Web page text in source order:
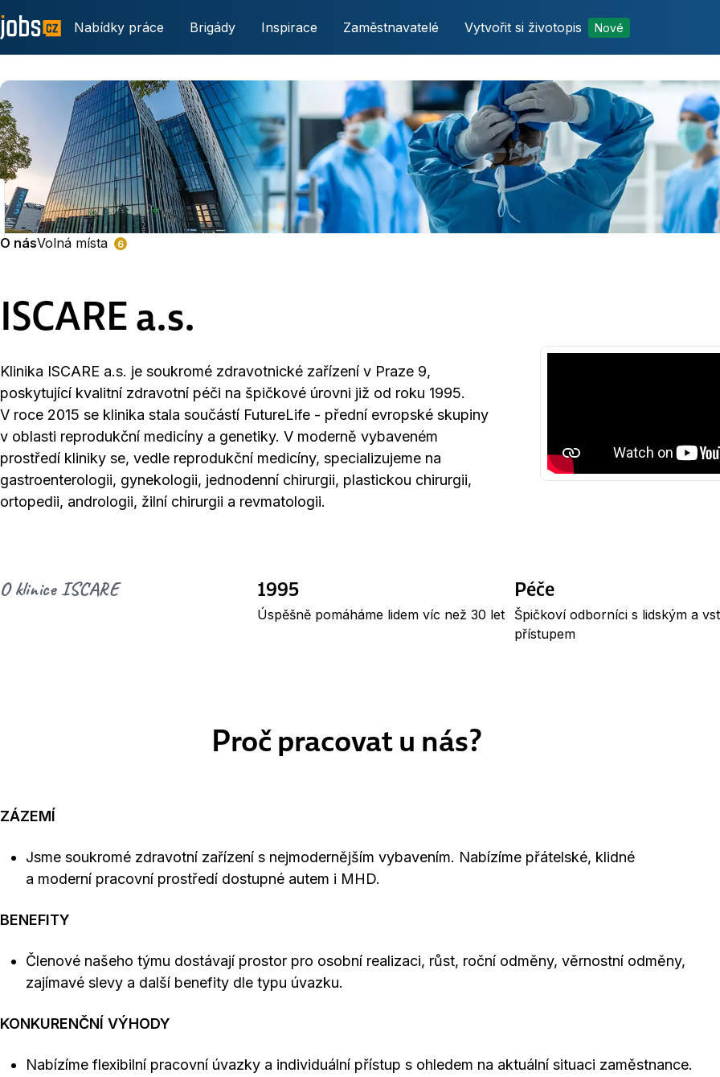
Nabídky práce Brigády Inspirace Zaměstnavatelé Vytvořit si životopis Nové
O násVolná místa 6
ISCARE a.s.
Klinika ISCARE a.s. je soukromé zdravotnické zařízení v Praze 9,
poskytující kvalitní zdravotní péči na špičkové úrovni již od roku 1995.
V roce 2015 se klinika stala součástí FutureLife - přední evropské skupiny
v oblasti reprodukční medicíny a genetiky. V moderně vybaveném
prostředí kliniky se, vedle reprodukční medicíny, specializujeme na
gastroenterologii, gynekologii, jednodenní chirurgii, plastickou chirurgii,
ortopedii, andrologii, žilní chirurgii a revmatologii.
O klinice ISCARE 1995
Úspěšně pomáháme lidem víc než 30 let
Péče
Špičkoví odborníci s lidským a
přístupem
Proč pracovat u nás?
ZÁZEMÍ
Jsme soukromé zdravotní zařízení s nejmodernějším vybavením. Nabízíme přátelské, klidné
a moderní pracovní prostředí dostupné autem i MHD.
BENEFITY
Členové našeho týmu dostávají prostor pro osobní realizaci, růst, roční odměny, věrnostní odměny,
zajímavé slevy a další benefity dle typu úvazku.
KONKURENČNÍ VÝHODY
Nabízíme flexibilní pracovní úvazky a individuální přístup s ohledem na aktuální situaci zaměstnance.